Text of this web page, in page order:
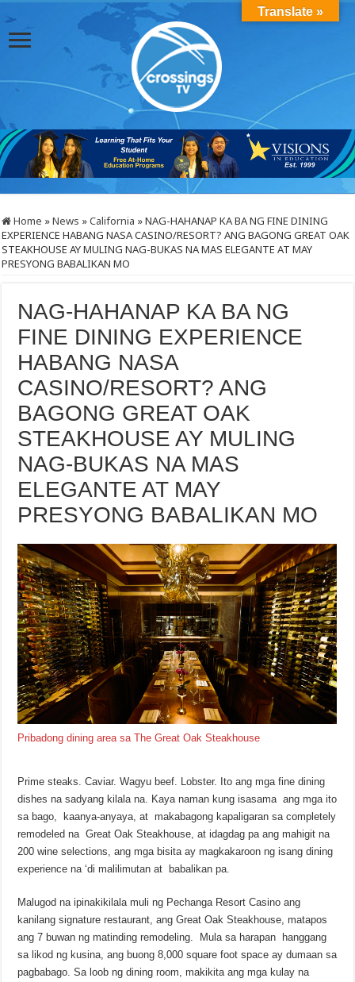
Home »News »California »NAG-HAHANAP KA BA NG FINE DINING
EXPERIENCE HABANG NASA CASINO/RESORT? ANG BAGONG GREAT OAK
STEAKHOUSE AY MULING NAG-BUKAS NA MAS ELEGANTE AT MAY
PRESYONG BABALIKAN MO
NAG-HAHANAP KA BA NG
FINE DINING EXPERIENCE
HABANG NASA
CASINO/RESORT? ANG
BAGONG GREAT OAK
STEAKHOUSE AY MULING
NAG-BUKAS NA MAS
ELEGANTE AT MAY
PRESYONG BABALIKAN MO
Pribadong dining area sa The Great Oak Steakhouse
Prime steaks. Caviar. Wagyu beef. Lobster. Ito ang mga fine dining
dishes na sadyang kilala na. Kaya naman kung isasama ang mga ito
sa bago, kaanya-anyaya, at makabagong kapaligaran sa completely
remodeled na Great Oak Steakhouse, at idagdag pa ang mahigit na
200 wine selections, ang mga bisita ay magkakaroon ng isang dining
experience na ‘di malilimutan at babalikan pa.
Malugod na ipinakikilala muli ng Pechanga Resort Casino ang
kanilang signature restaurant, ang Great Oak Steakhouse, matapos
ang 7 buwan ng matinding remodeling. Mula sa harapan hanggang
sa likod ng kusina, ang buong 8,000 square foot space ay dumaan sa
pagbabago. Sa loob ng dining room, makikita ang mga kulay na
Translate »